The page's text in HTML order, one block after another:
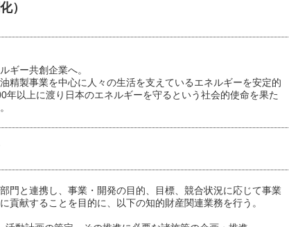
）
ギー共創企業へ。
精製事業を中心に人々の生活を支えているエネルギーを安定的
年以上に渡り日本のエネルギーを守るという社会的使命を果た
門と連携し、事業・開発の目的、目標、競合状況に応じて事業
貢献することを目的に、以下の知的財産関連業務を行う。